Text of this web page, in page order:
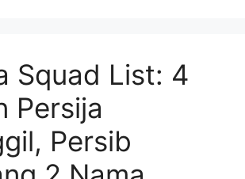
Squad List: 4
Persija
Persib